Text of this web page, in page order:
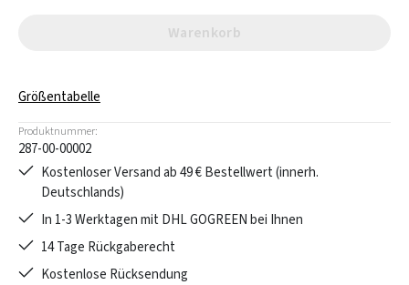
Warenkorb
Größentabelle
Produktnummer:
287-00-00002
Kostenloser Versand ab 49 € Bestellwert (innerh.
Deutschlands)
In 1-3 Werktagen mit DHL GOGREEN bei Ihnen
14 Tage Rückgaberecht
Kostenlose Rücksendung